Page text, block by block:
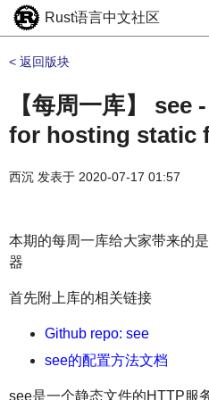
Rust语言中文社区
< 返回版块
【每周一库】
for hosting static
西沉 发表于 2020-07-17 01:57
本期的每周一库给大家带来的
器
首先附上库的相关链接
Github repo: see
see的配置方法文档
see是一个静态文件的HTTP服